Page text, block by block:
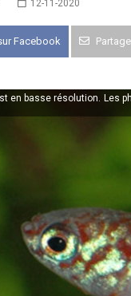
SKS
KCF ÎLE DE
12-11-2020
Facebook
en basse résolution. Les